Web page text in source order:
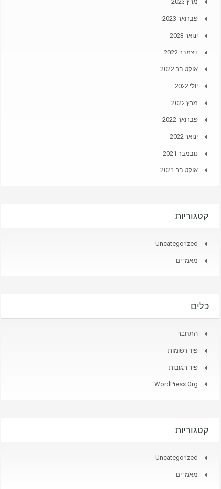
מרץ 2023
פברואר 2023
ינואר 2023
דצמבר 2022
אוקטובר 2022
יולי 2022
מרץ 2022
פברואר 2022
ינואר 2022
נובמבר 2021
אוקטובר 2021
קטגוריות
Uncategorized
מאמרים
כלים
התחבר
פיד רשומות
פיד תגובות
WordPress.org
קטגוריות
Uncategorized
מאמרים